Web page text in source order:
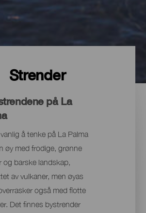
Strender
på La
å tenke på La Palma
øy med frodige, grønne
og barske landskap,
av vulkaner, men øyas
også med flotte
Det finnes bystrender